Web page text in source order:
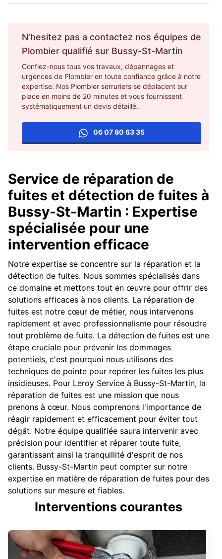
N'hesitez pas a contactez nos équipes de
Plombier qualifié sur Bussy-St-Martin
Confiez-nous tous vos travaux, dépannages et
urgences de Plombier en toute confiance grâce à notre
expertise. Nos Plombier serruriers se déplacent sur
place en moins de 20 minutes et vous fournissent
systématiquement un devis détaillé.
06 07 80 63 35
Service de réparation de
fuites et détection de fuites à
Bussy-St-Martin : Expertise
spécialisée pour une
intervention efficace
Notre expertise se concentre sur la réparation et la
détection de fuites. Nous sommes spécialisés dans
ce domaine et mettons tout en œuvre pour offrir des
solutions efficaces à nos clients. La réparation de
fuites est notre cœur de métier, nous intervenons
rapidement et avec professionnalisme pour résoudre
tout problème de fuite. La détection de fuites est une
étape cruciale pour prévenir les dommages
potentiels, c'est pourquoi nous utilisons des
techniques de pointe pour repérer les fuites les plus
insidieuses. Pour Leroy Service à Bussy-St-Martin, la
réparation de fuites est une mission que nous
prenons à cœur. Nous comprenons l'importance de
réagir rapidement et efficacement pour éviter tout
dégât. Notre équipe qualifiée saura intervenir avec
précision pour identifier et réparer toute fuite,
garantissant ainsi la tranquillité d'esprit de nos
clients. Bussy-St-Martin peut compter sur notre
expertise en matière de réparation de fuites pour des
solutions sur mesure et fiables.
Interventions courantes